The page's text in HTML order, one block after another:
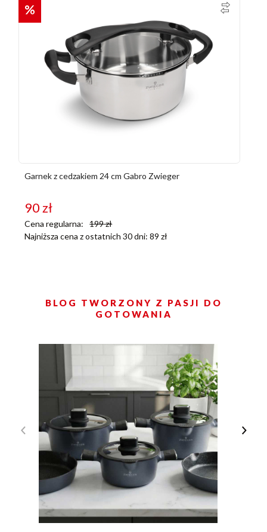
%
Garnek z cedzakiem 24 cm Gabro Zwieger
90zł
Cena regularna: 199zł
Najniższa cena z ostatnich 30 dni:89 zł
BLOG TWORZONY Z PASJI DO
GOTOWANIA